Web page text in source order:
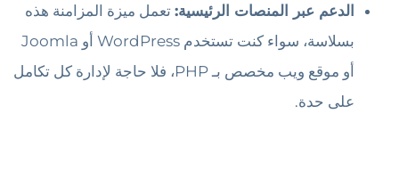
الدعم عبر المنصات الرئيسية: تعمل ميزة المزامنة هذه
بسلاسة، سواء كنت تستخدم WordPress أو Joomla
أو موقع ويب مخصص بـ PHP، فلا حاجة لإدارة كل تكامل
على حدة.